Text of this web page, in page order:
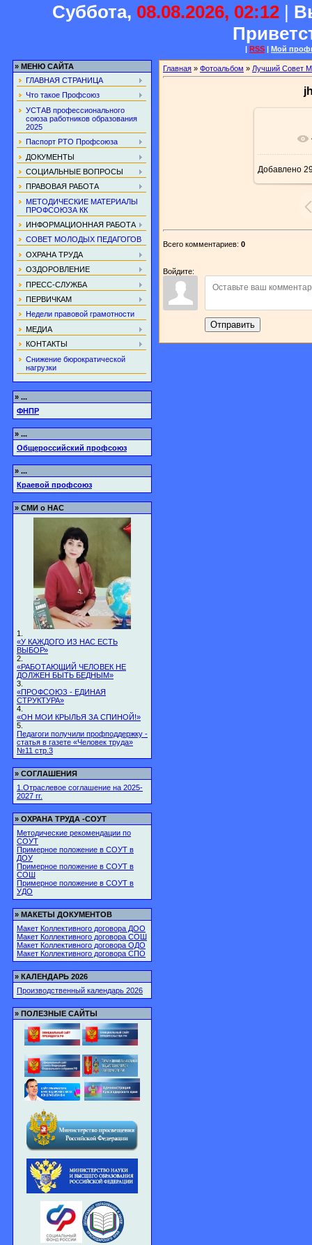
Суббота, 08.08.2026, 02:12 |
| RSS | Мой
» МЕНЮ САЙТА
ГЛАВНАЯ СТРАНИЦА
Что такое Профсоюз
УСТАВ профессионального
союза работников образования
2025
Паспорт РТО Профсоюза
ДОКУМЕНТЫ
СОЦИАЛЬНЫЕ ВОПРОСЫ
ПРАВОВАЯ РАБОТА
МЕТОДИЧЕСКИЕ МАТЕРИАЛЫ
ПРОФСОЮЗА КК
ИНФОРМАЦИОННАЯ РАБОТА
СОВЕТ МОЛОДЫХ ПЕДАГОГОВ
ОХРАНА ТРУДА
ОЗДОРОВЛЕНИЕ
ПРЕСС-СЛУЖБА
ПЕРВИЧКАМ
Недели правовой грамотности
МЕДИА
КОНТАКТЫ
Снижение бюрократической
нагрузки
» ...
ФНПР
» ...
Общероссийский профсоюз
» ...
Краевой профсоюз
» СМИ о НАС
1.
«У КАЖДОГО ИЗ НАС ЕСТЬ
ВЫБОР»
2.
«РАБОТАЮЩИЙ ЧЕЛОВЕК НЕ
ДОЛЖЕН БЫТЬ БЕДНЫМ»
3.
«ПРОФСОЮЗ - ЕДИНАЯ
СТРУКТУРА»
4.
«ОН МОИ КРЫЛЬЯ ЗА СПИНОЙ!»
5.
Педагоги получили профподдержку -
статья в газете «Человек труда»
№11 стр.3
» СОГЛАШЕНИЯ
1.Отраслевое соглашение на 2025-
2027 гг.
» ОХРАНА ТРУДА -СОУТ
Методические рекомендации по
СОУТ
Примерное положение в СОУТ в
ДОУ
Примерное положение в СОУТ в
СОШ
Примерное положение в СОУТ в
УДО
» МАКЕТЫ ДОКУМЕНТОВ
Макет Коллективного договора ДОО
Макет Коллективного договора СОШ
Макет Коллективного договора ОДО
Макет Коллективного договора СПО
» КАЛЕНДАРЬ 2026
Производственный календарь 2026
» ПОЛЕЗНЫЕ САЙТЫ
Главная » Фотоальбом » Лучший Совет
В
Добавлено
Всего комментариев: 0
Войдите:
Отправить